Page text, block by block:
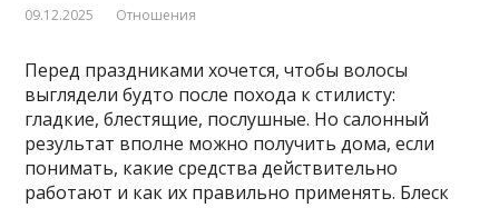
09.12.2025 Отношения
Перед праздниками хочется, чтобы волосы
выглядели будто после похода к стилисту:
гладкие, блестящие, послушные. Но салонный
результат вполне можно получить дома, если
понимать, какие средства действительно
работают и как их правильно применять. Блеск